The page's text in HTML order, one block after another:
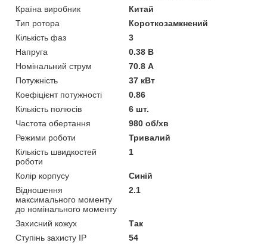
Країна виробник
Китай
Тип ротора
Короткозамкнений
Кількість фаз
3
Напруга
0.38 В
Номінальний струм
70.8 А
Потужність
37 кВт
Коефіцієнт потужності
0.86
Кількість полюсів
6 шт.
Частота обертання
980 об/хв
Режими роботи
Тривалий
Кількість швидкостей
роботи
1
Колір корпусу
Синій
Відношення
максимального моменту
до номінального моменту
2.1
Захисний кожух
Так
Ступінь захисту IP
54